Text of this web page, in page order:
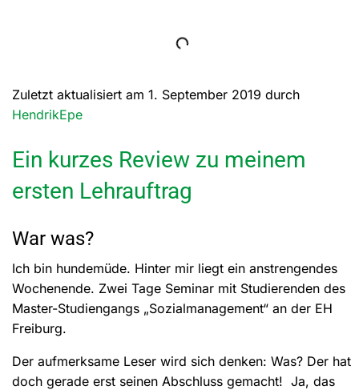
Zuletzt aktualisiert am 1. September 2019 durch
HendrikEpe
Ein kurzes Review zu meinem
ersten Lehrauftrag
War was?
Ich bin hundemüde. Hinter mir liegt ein anstrengendes
Wochenende. Zwei Tage Seminar mit Studierenden des
Master-Studiengangs „Sozialmanagement“ an der EH
Freiburg.
Der aufmerksame Leser wird sich denken: Was? Der hat
doch gerade erst seinen Abschluss gemacht! Ja, das